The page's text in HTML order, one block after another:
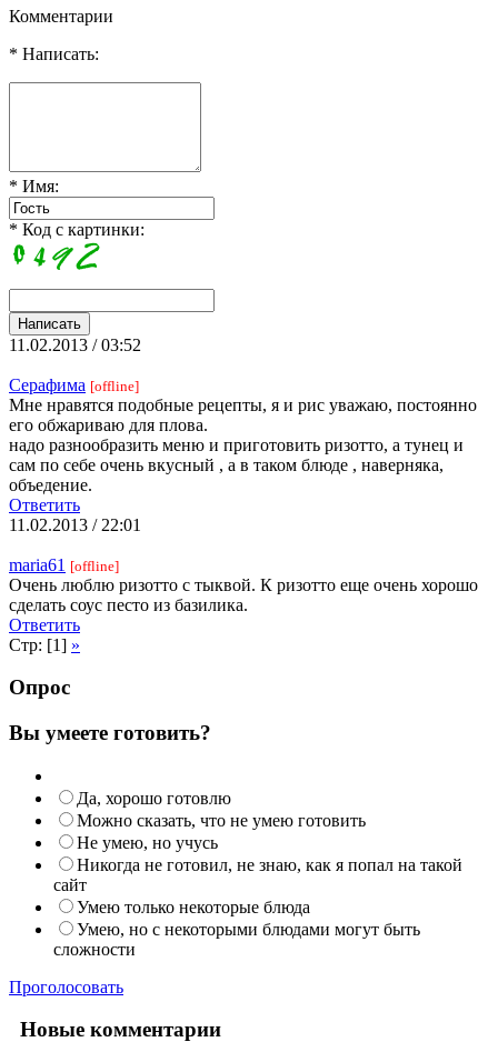
Комментарии
* Написать:
* Имя:
* Код с картинки:
11.02.2013 / 03:52
Серафима [offline]
Мне нравятся подобные рецепты, я и рис уважаю, постоянно
его обжариваю для плова.
надо разнообразить меню и приготовить ризотто, а тунец и
сам по себе очень вкусный , а в таком блюде , наверняка,
объедение.
Ответить
11.02.2013 / 22:01
maria61 [offline]
Очень люблю ризотто с тыквой. К ризотто еще очень хорошо
сделать соус песто из базилика.
Ответить
Стр: [1] »
Опрос
Вы умеете готовить?
Да, хорошо готовлю
Можно сказать, что не умею готовить
Не умею, но учусь
Никогда не готовил, не знаю, как я попал на такой
сайт
Умею только некоторые блюда
Умею, но с некоторыми блюдами могут быть
сложности
Проголосовать
Новые комментарии